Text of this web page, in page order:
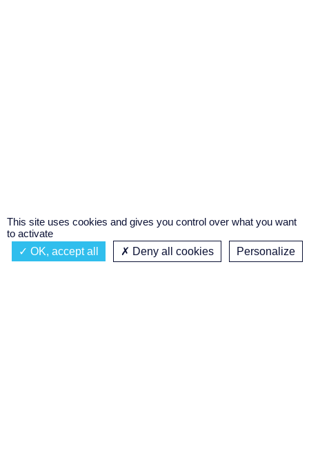
Émission à l'antenne
Actualités À propos
This site uses cookies and gives you control over what you want
to activate
OK, accept all
Deny all cookies
Personalize